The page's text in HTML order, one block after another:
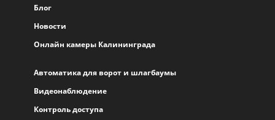
Блог
Новости
Онлайн камеры Калининграда
Автоматика для ворот и шлагбаумы
Видеонаблюдение
Контроль доступа